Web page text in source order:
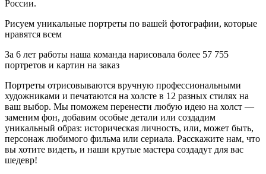
России.
Рисуем уникальные портреты по вашей фотографии, которые
нравятся всем
За 6 лет работы наша команда нарисовала более 57 755
портретов и картин на заказ
Портреты отрисовываются вручную профессиональными
художниками и печатаются на холсте в 12 разных стилях на
ваш выбор. Мы поможем перенести любую идею на холст —
заменим фон, добавим особые детали или создадим
уникальный образ: историческая личность, или, может быть,
персонаж любимого фильма или сериала. Расскажите нам, что
вы хотите видеть, и наши крутые мастера создадут для вас
шедевр!